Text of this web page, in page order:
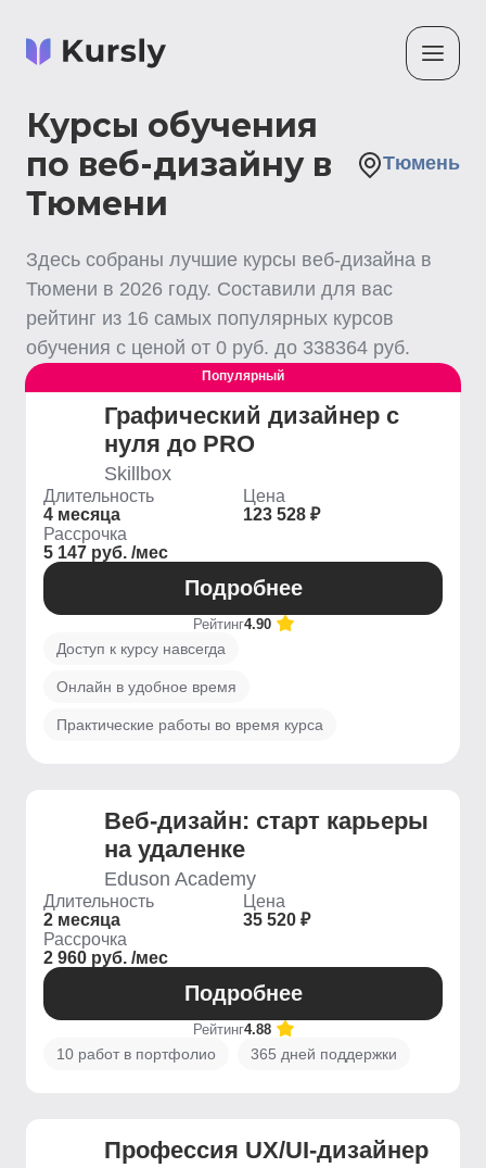
Курсы обучения
по веб-дизайну в
Тюмени
Тюмень
Здесь собраны лучшие курсы веб-дизайна в
Тюмени в 2026 году. Составили для вас
рейтинг из 16 самых популярных курсов
обучения с ценой от 0 руб. до 338364 руб.
Популярный
Графический дизайнер с
нуля до PRO
Skillbox
Длительность
4 месяца
Цена
123 528 ₽
Рассрочка
5 147 руб. /мес
Подробнее
Рейтинг4.90
Доступ к курсу навсегда
Онлайн в удобное время
Практические работы во время курса
Веб-дизайн: старт карьеры
на удаленке
Eduson Academy
Длительность
2 месяца
Цена
35 520 ₽
Рассрочка
2 960 руб. /мес
Подробнее
Рейтинг4.88
10 работ в портфолио 365 дней поддержки
Профессия UX/UI-дизайнер